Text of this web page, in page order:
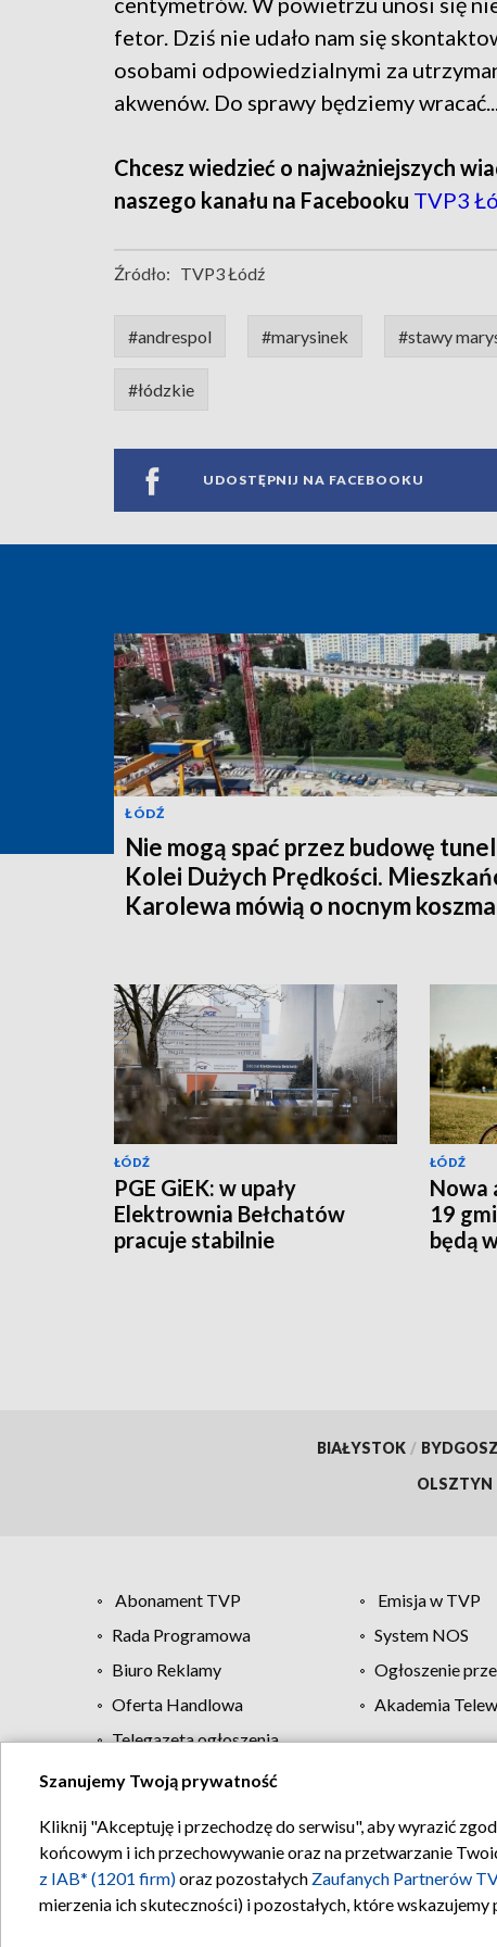
fetor. Dziś nie udało nam się
osobami odpowiedzialnymi za
akwenów. Do sprawy będziemy wracać...
Chcesz wiedzieć o najważniejszych
naszego kanału na Facebooku TVP3
Źródło: TVP3 Łódź
#andrespol #marysinek #stawy
#łódzkie
UDOSTĘPNIJ NA FACEBOOKU
ŁÓDŹ
Nie mogą spać przez budowę
Kolei Dużych Prędkości.
Karolewa mówią o nocnym
ŁÓDŹ
PGE GiEK: w upały
Elektrownia Bełchatów
pracuje stabilnie
ŁÓDŹ
Nowa
19
będą
BIAŁYSTOK /
OLSZTYN
Abonament TVP Emisja w TVP
Rada Programowa
System NOS
Biuro Reklamy
Ogłoszenie
Oferta Handlowa
Akademia
Telegazeta ogłoszenia
Regulamin TVP
Szanujemy Twoją prywatność
Kliknij "Akceptuję i przechodzę do serwisu", aby wyrazić
końcowym i ich przechowywanie oraz na przetwarzanie
z IAB* (1201 firm)oraz pozostałych Zaufanych Partnerów
mierzenia ich skuteczności) i pozostałych, które